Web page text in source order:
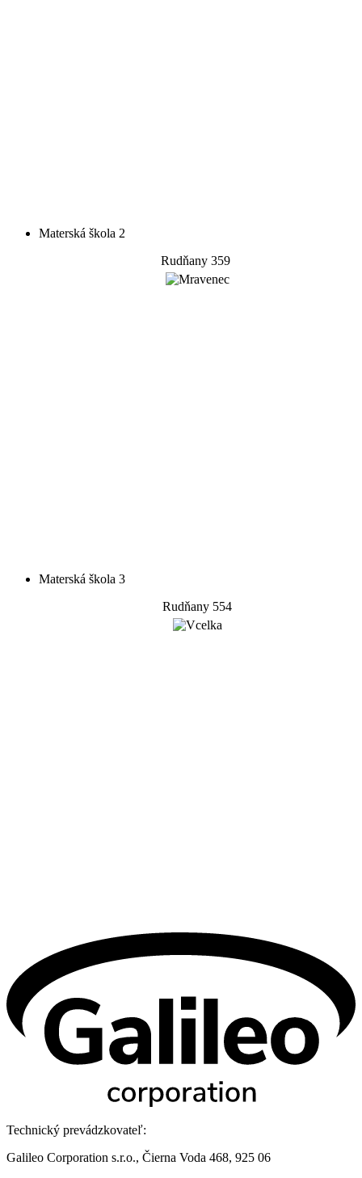
Materská škola 2
Rudňany 359
Materská škola 3
Rudňany 554
Technický prevádzkovateľ:
Galileo Corporation s.r.o., Čierna Voda 468, 925 06